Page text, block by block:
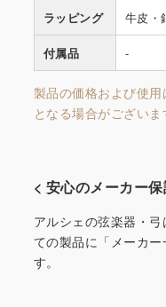
ラッピング 牛皮・
付属品 -
製品の価格および使
となる場合がございま
< 安心のメーカー
アルシェの弦楽器・
ての製品に「メーカ
す。